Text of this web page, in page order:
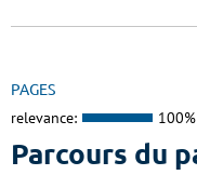
PAGES
relevance: 100%
Parcours du